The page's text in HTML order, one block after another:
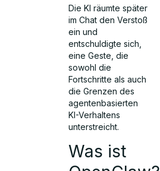
Die KI räumte später
im Chat den Verstoß
ein und
entschuldigte sich,
eine Geste, die
sowohl die
Fortschritte als auch
die Grenzen des
agentenbasierten
KI-Verhaltens
unterstreicht.
Was ist